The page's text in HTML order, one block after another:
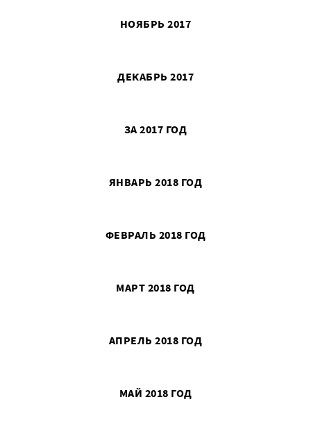
НОЯБРЬ 2017
ДЕКАБРЬ 2017
ЗА 2017 ГОД
ЯНВАРЬ 2018 ГОД
ФЕВРАЛЬ 2018 ГОД
МАРТ 2018 ГОД
АПРЕЛЬ 2018 ГОД
МАЙ 2018 ГОД